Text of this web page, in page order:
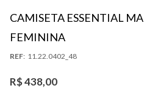
CAMISETA ESSENTIAL
FEMININA
: 11.22.0402_48
R$438,00